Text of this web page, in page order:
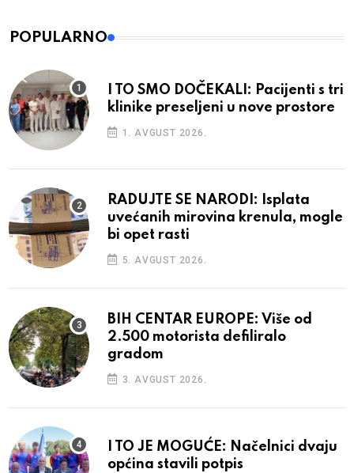
POPULARNO
I TO SMO DOČEKALI: Pacijenti s tri
klinike preseljeni u nove prostore
1. AVGUST 2026.
RADUJTE SE NARODI: Isplata
uvećanih mirovina krenula, mogle
bi opet rasti
5. AVGUST 2026.
BIH CENTAR EUROPE: Više od
2.500 motorista defiliralo
gradom
3. AVGUST 2026.
I TO JE MOGUĆE: Načelnici dvaju
općina stavili potpis